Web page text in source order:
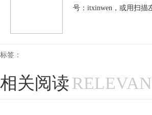
号：itxinwen，或用扫描
标签：
相关阅读